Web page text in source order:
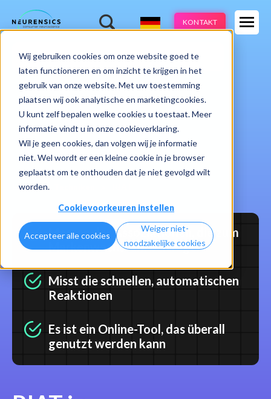
Wij gebruiken cookies om onze website goed te
laten functioneren en om inzicht te krijgen in het
gebruik van onze website. Met uw toestemming
plaatsen wij ook analytische en marketingcookies.
U kunt zelf bepalen welke cookies u toestaat. Meer
informatie vindt u in onze cookieverklaring.
Wil je geen cookies, dan volgen wij je informatie
niet. Wel wordt er een kleine cookie in je browser
geplaatst om te onthouden dat je niet gevolgd wilt
worden.
Cookievoorkeuren instellen
Accepteer alle cookies
Weiger niet-
noodzakelijke cookies
Expertisen
Branchen
Methoden
Learnings
Über uns
KONTAKT
Webinar -Do 13 aug | 10:00 - 11:00u
Home
Messen der Assoziationen, die zum
Markenwachstum beitragen
Misst die schnellen, automatischen
Reaktionen
Es ist ein Online-Tool, das überall
genutzt werden kann